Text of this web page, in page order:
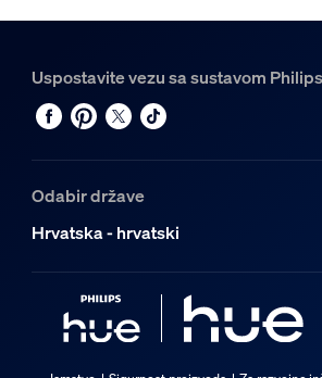
Uspostavite vezu sa sustavom
Odabir države
Hrvatska - hrvatski